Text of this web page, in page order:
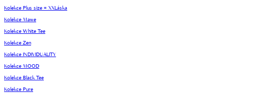
Kolekce Plus size = XXLáska
Kolekce Mawe
Kolekce White Tee
Kolekce Zen
Kolekce INDIVIDUALITY
Kolekce MOOD
Kolekce Black Tee
Kolekce Pure